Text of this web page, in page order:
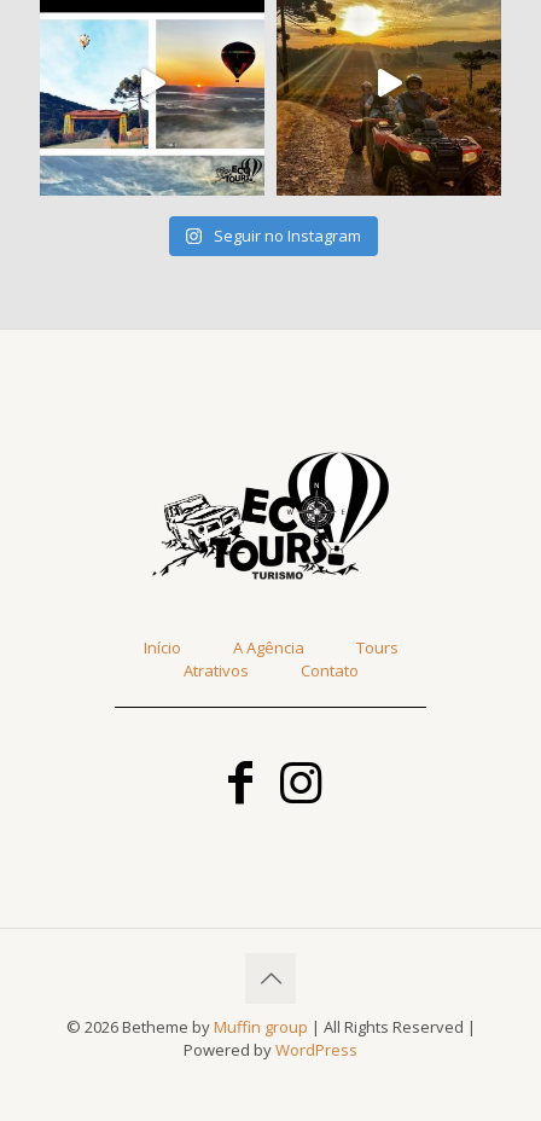
Seguir no Instagram
Início A Agência
Tours
Atrativos
Contato
© 2026 Betheme byMuffin group | All Rights Reserved |
Powered byWordPress